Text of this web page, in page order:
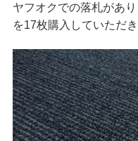
ヤフオクでの落札があ
を17枚購入していただ